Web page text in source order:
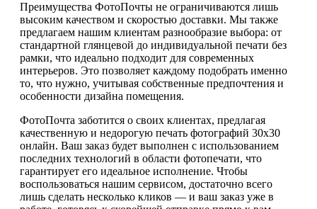
Преимущества ФотоПочты не ограничиваются лишь
высоким качеством и скоростью доставки. Мы также
предлагаем нашим клиентам разнообразие выбора: от
стандартной глянцевой до индивидуальной печати без
рамки, что идеально подходит для современных
интерьеров. Это позволяет каждому подобрать именно
то, что нужно, учитывая собственные предпочтения и
особенности дизайна помещения.
ФотоПочта заботится о своих клиентах, предлагая
качественную и недорогую печать фотографий 30х30
онлайн. Ваш заказ будет выполнен с использованием
последних технологий в области фотопечати, что
гарантирует его идеальное исполнение. Чтобы
воспользоваться нашим сервисом, достаточно всего
лишь сделать несколько кликов — и ваш заказ уже в